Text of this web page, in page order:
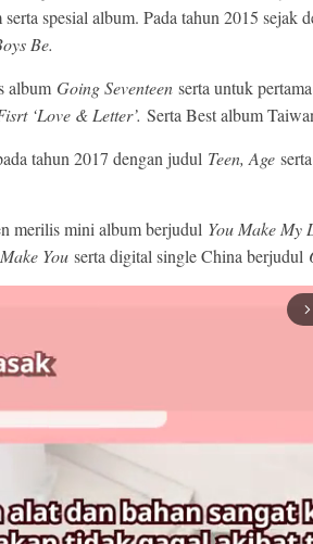
spesial album. Pada tahun 2015 sejak
Be.
album Going Seventeen serta untuk
‘Love & Letter’. Serta Best album
tahun 2017 dengan judul Teen, Age
merilis mini album berjudul You Make My
You serta digital single China berjudul
arrow_forward_ios